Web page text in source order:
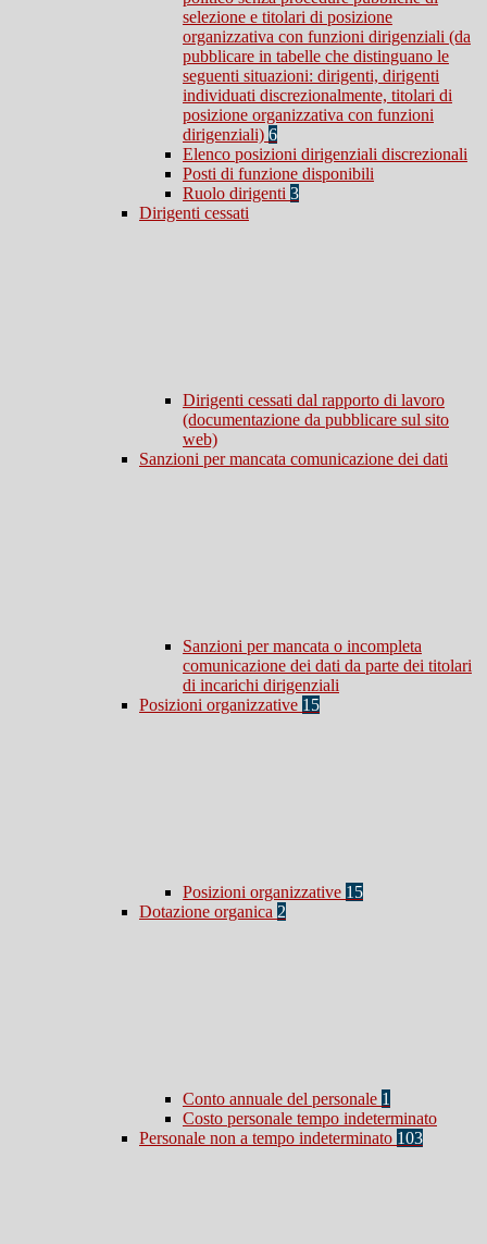
selezione e titolari di posizione
organizzativa con funzioni dirigenziali (da
pubblicare in tabelle che distinguano le
seguenti situazioni: dirigenti, dirigenti
individuati discrezionalmente, titolari di
posizione organizzativa con funzioni
dirigenziali) 6
Elenco posizioni dirigenziali discrezionali
Posti di funzione disponibili
Ruolo dirigenti 3
Dirigenti cessati
Dirigenti cessati dal rapporto di lavoro
(documentazione da pubblicare sul sito
web)
Sanzioni per mancata comunicazione dei dati
Sanzioni per mancata o incompleta
comunicazione dei dati da parte dei titolari
di incarichi dirigenziali
Posizioni organizzative 15
Posizioni organizzative 15
Dotazione organica 2
Conto annuale del personale 1
Costo personale tempo indeterminato
Personale non a tempo indeterminato 103